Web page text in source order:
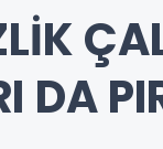
DA